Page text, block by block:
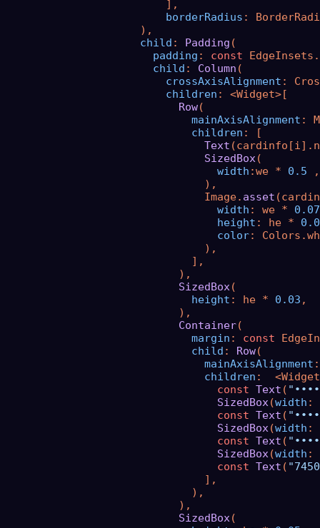
],
borderRadius :
),
child : Padding (
padding : const EdgeInsets.
child : Column (
crossAxisAlignment :
children : <Widget>[
Row(
mainAxisAlignment :
children : [
Text
SizedBox(
width :we * 0.5 ,
),
Image.
asset
width : we * 0.07
height : he *
color:
),
],
),
SizedBox(
height : he * 0.03 ,
),
Container(
margin : const
child : Row(
mainAxisAlignment
children :
const Text (
SizedBox(width :
const Text (
SizedBox(width :
const Text (
SizedBox(width :
const Text (
],
),
),
SizedBox(